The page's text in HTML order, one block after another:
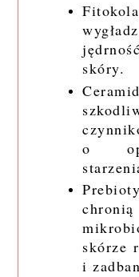
skóry.
o
skórze
i